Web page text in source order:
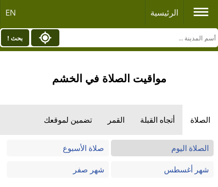
الرئيسية EN
بحث !
مواقيت الصلاة في الخشم
الصلاة أتجاه القبلة القمر تضمين لموقعك
الصلاة اليوم
صلاة الأسبوع
شهر أغسطس
شهر صفر